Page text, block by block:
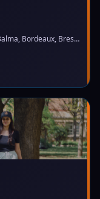
Agen, Amiens, Arras, Auxerre, Avermes, Balma, Bordeaux, Brest, Charleville-Mézières, Chartres, Courbevoie, Dijon, Gap, La Garde, Le Mans, Lille, Lyon, Mont-de-Marsan, Montluçon, Montpellier, Mulhouse, Nantes, Puteaux, Reims, Rennes, Trélazé